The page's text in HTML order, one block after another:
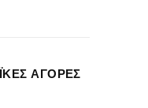
ΑΓΟΡΕΣ